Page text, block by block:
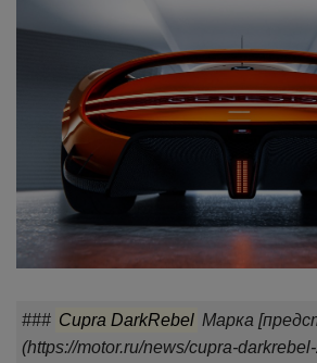
### Cupra DarkRebel Марка
(https://motor.ru/news/cupra-